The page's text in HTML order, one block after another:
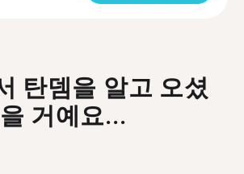
탄뎀을 알고 오셨
을 거예요...